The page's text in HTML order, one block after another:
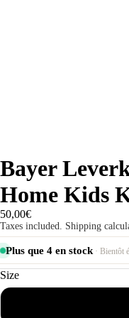
Bayer
Home Kids
50,00€
Taxes included. Shipping
Plus que 4 en stock· Bientôt
Size